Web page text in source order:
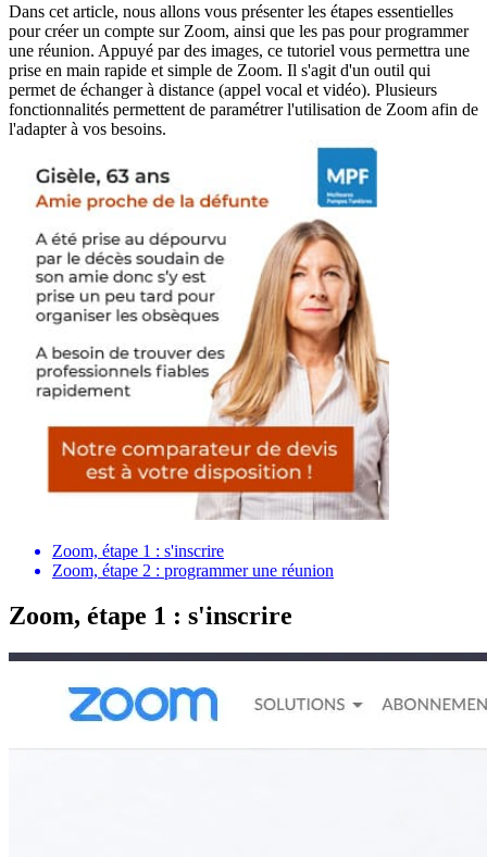
Dans cet article, nous allons vous présenter les étapes essentielles
pour créer un compte sur Zoom, ainsi que les pas pour programmer
une réunion. Appuyé par des images, ce tutoriel vous permettra une
prise en main rapide et simple de Zoom. Il s'agit d'un outil qui
permet de échanger à distance (appel vocal et vidéo). Plusieurs
fonctionnalités permettent de paramétrer l'utilisation de Zoom afin de
l'adapter à vos besoins.
Zoom, étape 1 : s'inscrire
Zoom, étape 2 : programmer une réunion
Zoom, étape 1 : s'inscrire